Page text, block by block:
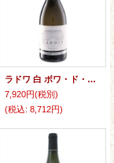
ラドワ 白 ボワ・ド・グレション 2024 シルヴァン・ロワシェ
7,920円(税別)
(税込: 8,712円)